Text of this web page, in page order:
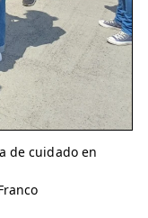
de cuidado en